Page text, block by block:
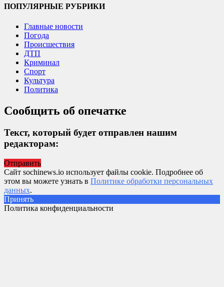
ПОПУЛЯРНЫЕ РУБРИКИ
Главные новости
Погода
Происшествия
ДТП
Криминал
Спорт
Культура
Политика
Сообщить об опечатке
Текст, который будет отправлен нашим
редакторам:
Отправить
Сайт sochinews.io использует файлы cookie. Подробнее об
этом вы можете узнать в Политике обработки персональных
данных.
Принять
Политика конфиденциальности